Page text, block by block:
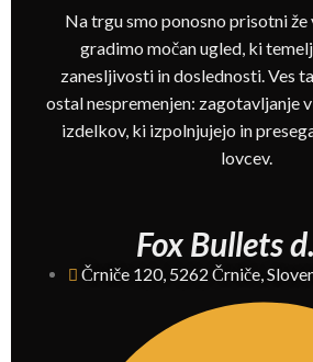
Na trgu smo ponosno prisotni že
gradimo močan ugled, ki
zanesljivosti in doslednosti. Ves
ostal nespremenjen: zagotavljanje
izdelkov, ki izpolnjujejo in
lovcev.
Fox Bullets
Črniče 120, 5262 Črniče,